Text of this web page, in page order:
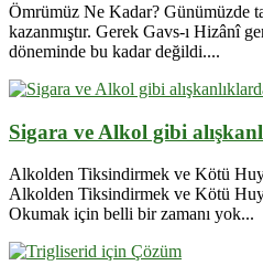
Ömrümüz Ne Kadar? Günümüzde
kazanmıştır. Gerek Gavs-ı Hizânî
döneminde bu kadar değildi....
Sigara ve Alkol gibi
Alkolden Tiksindirmek ve Kötü
Alkolden Tiksindirmek ve Kötü
Okumak için belli bir zamanı yok...